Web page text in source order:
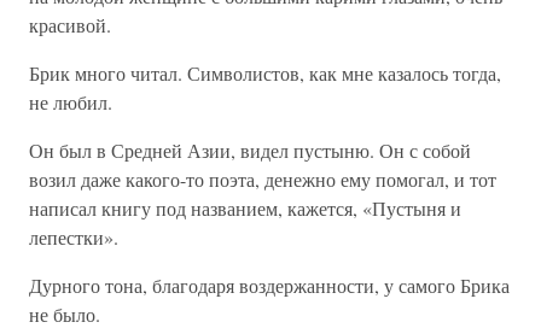
красивой.
Брик много читал. Символистов, как мне казалось тогда,
не любил.
Он был в Средней Азии, видел пустыню. Он с собой
возил даже какого-то поэта, денежно ему помогал, и тот
написал книгу под названием, кажется, «Пустыня и
лепестки».
Дурного тона, благодаря воздержанности, у самого Брика
не было.